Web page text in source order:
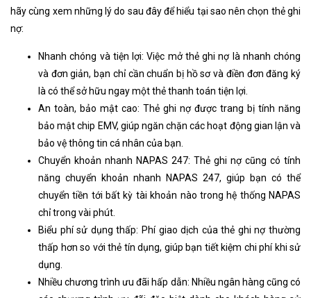
hãy cùng xem những lý do sau đây để hiểu tại sao nên chọn thẻ ghi
nợ:
Nhanh chóng và tiện lợi: Việc mở thẻ ghi nợ là nhanh chóng
và đơn giản, bạn chỉ cần chuẩn bị hồ sơ và điền đơn đăng ký
là có thể sở hữu ngay một thẻ thanh toán tiện lợi.
An toàn, bảo mật cao: Thẻ ghi nợ được trang bị tính năng
bảo mật chip EMV, giúp ngăn chặn các hoạt động gian lận và
bảo vệ thông tin cá nhân của bạn.
Chuyển khoản nhanh NAPAS 247: Thẻ ghi nợ cũng có tính
năng chuyển khoản nhanh NAPAS 247, giúp bạn có thể
chuyển tiền tới bất kỳ tài khoản nào trong hệ thống NAPAS
chỉ trong vài phút.
Biểu phí sử dụng thấp: Phí giao dịch của thẻ ghi nợ thường
thấp hơn so với thẻ tín dụng, giúp bạn tiết kiệm chi phí khi sử
dụng.
Nhiều chương trình ưu đãi hấp dẫn: Nhiều ngân hàng cũng có